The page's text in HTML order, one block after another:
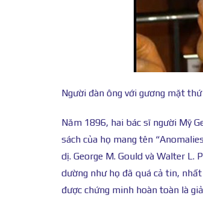
Người đàn ông với gương mặt thứ
Năm 1896, hai bác sĩ người Mỹ
sách của họ mang tên
dị. George M. Gould và Walter
dường như họ đã quá cả tin,
được chứng minh hoàn toàn là